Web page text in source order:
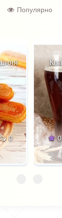
Популярно
Квас домашний
сухарн...
0 345 0